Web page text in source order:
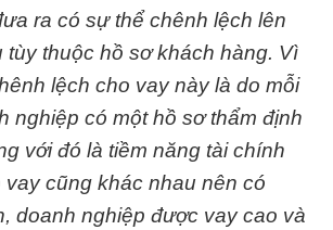
ra có sự thể chênh lệch lên
tùy thuộc hồ sơ khách hàng. Vì
lệch cho vay này là do mỗi
nghiệp có một hồ sơ thẩm định
với đó là tiềm năng tài chính
vay cũng khác nhau nên có
doanh nghiệp được vay cao và